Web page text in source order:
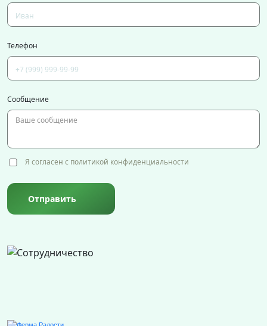
Телефон
Сообщение
Я согласен с политикой конфиденциальности
Отправить